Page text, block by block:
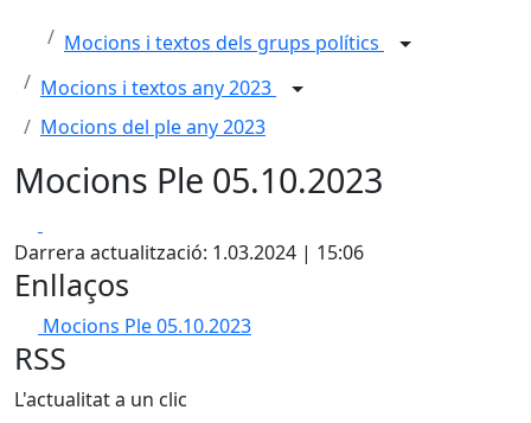
Mocions i textos dels grups polítics
Mocions i textos any 2023
Mocions del ple any 2023
Mocions Ple 05.10.2023
Darrera actualització: 1.03.2024 | 15:06
Enllaços
Mocions Ple 05.10.2023
RSS
L'actualitat a un clic